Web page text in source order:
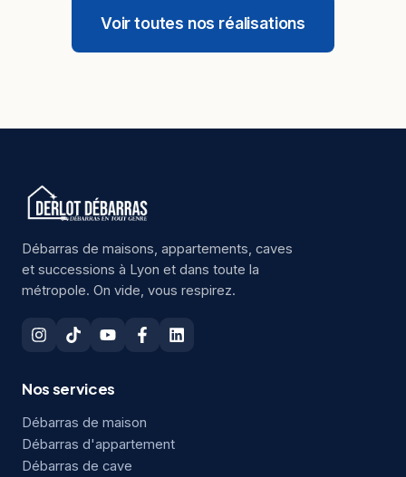
Voir toutes nos réalisations
Débarras de maisons, appartements, caves
et successions à Lyon et dans toute la
métropole. On vide, vous respirez.
Nos services
Débarras de maison
Débarras d'appartement
Débarras de cave